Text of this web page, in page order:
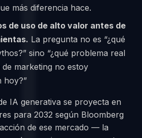
más diferencia hace.
de uso de alto valor antes de
La pregunta no es “¿qué
sino “¿qué problema real
marketing no estoy
hoy?”
IA generativa se proyecta en
para 2032 según Bloomberg
de ese mercado — la